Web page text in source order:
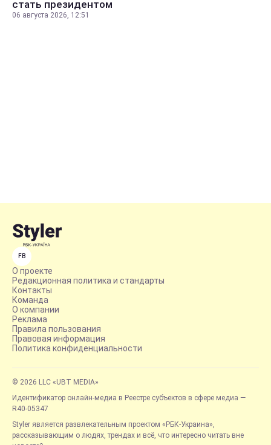
стать президентом
06 августа 2026, 12:51
FB
О проекте
Редакционная политика и стандарты
Контакты
Команда
О компании
Реклама
Правила пользования
Правовая информация
Политика конфиденциальности
© 2026 LLC «UBT MEDIA»
Идентификатор онлайн-медиа в Реестре субъектов в сфере медиа —
R40-05347
Styler является развлекательным проектом «РБК-Украина»,
рассказывающим о людях, трендах и всё, что интересно читать вне